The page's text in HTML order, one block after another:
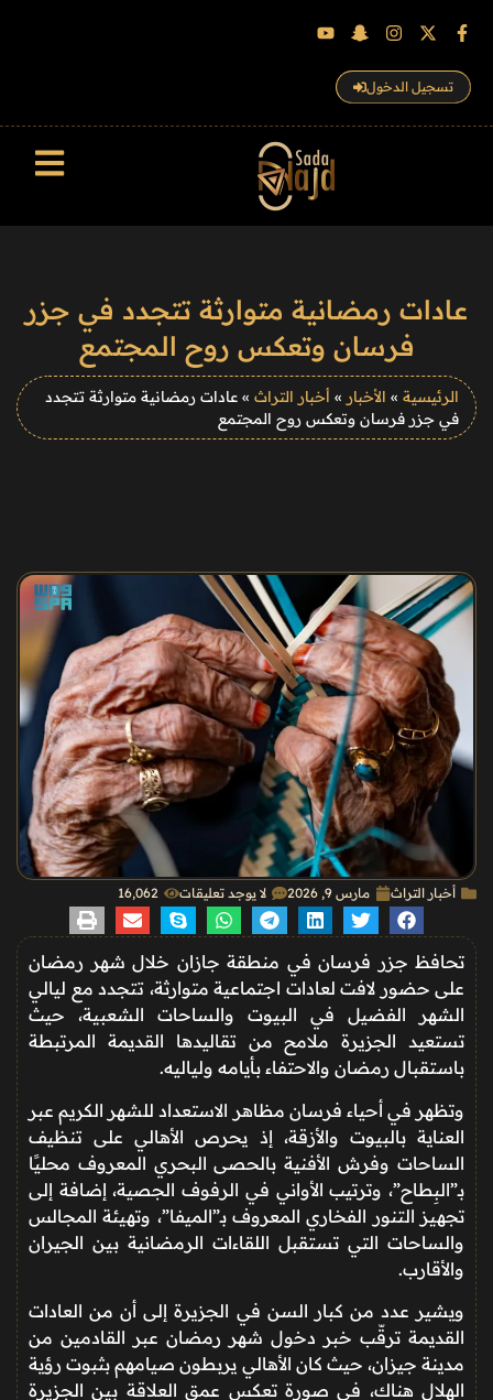
تسجيل الدخول
عادات رمضانية متوارثة تتجدد في جزر
فرسان وتعكس روح المجتمع
الرئيسية » الأخبار » أخبار التراث » عادات رمضانية متوارثة تتجدد
في جزر فرسان وتعكس روح المجتمع
أخبار التراث مارس 9, 2026 لا يوجد تعليقات 16٬062
تحافظ جزر فرسان في منطقة جازان خلال شهر رمضان
على حضور لافت لعادات اجتماعية متوارثة، تتجدد مع ليالي
الشهر الفضيل في البيوت والساحات الشعبية، حيث
تستعيد الجزيرة ملامح من تقاليدها القديمة المرتبطة
باستقبال رمضان والاحتفاء بأيامه ولياليه.
وتظهر في أحياء فرسان مظاهر الاستعداد للشهر الكريم عبر
العناية بالبيوت والأزقة، إذ يحرص الأهالي على تنظيف
الساحات وفرش الأفنية بالحصى البحري المعروف محليًا
بـ”البِطاح”، وترتيب الأواني في الرفوف الجصية، إضافة إلى
تجهيز التنور الفخاري المعروف بـ”الميفا”، وتهيئة المجالس
والساحات التي تستقبل اللقاءات الرمضانية بين الجيران
والأقارب.
ويشير عدد من كبار السن في الجزيرة إلى أن من العادات
القديمة ترقّب خبر دخول شهر رمضان عبر القادمين من
مدينة جيزان، حيث كان الأهالي يربطون صيامهم بثبوت رؤية
الهلال هناك، في صورة تعكس عمق العلاقة بين الجزيرة